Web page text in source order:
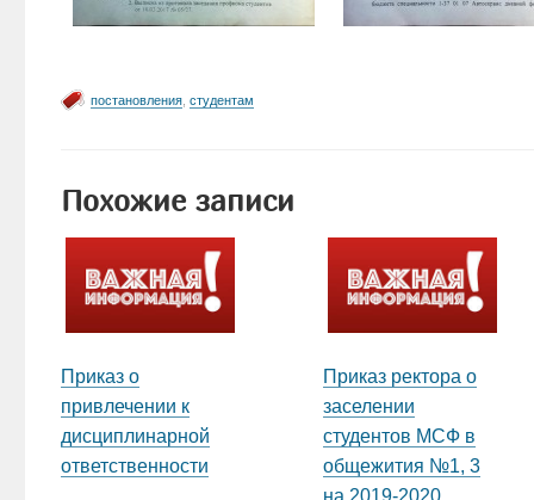
постановления, студентам
Похожие записи
Приказ о
привлечении к
дисциплинарной
ответственности
Приказ ректора о
заселении
студентов МСФ в
общежития №1, 3
на 2019-2020